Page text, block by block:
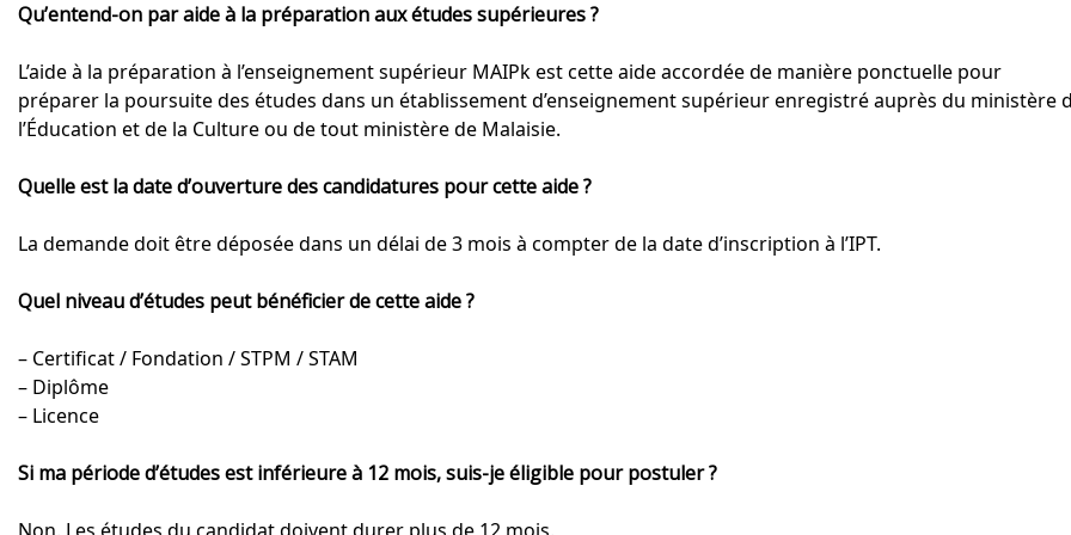
Qu’entend-on par aide à la préparation aux études supérieures ?
L’aide à la préparation à l’enseignement supérieur MAIPk est cette aide accordée de manière ponctuelle pour
préparer la poursuite des études dans un établissement d’enseignement supérieur enregistré auprès du ministère
l’Éducation et de la Culture ou de tout ministère de Malaisie.
Quelle est la date d’ouverture des candidatures pour cette aide ?
La demande doit être déposée dans un délai de 3 mois à compter de la date d’inscription à l’IPT.
Quel niveau d’études peut bénéficier de cette aide ?
– Certificat / Fondation / STPM / STAM
– Diplôme
– Licence
Si ma période d’études est inférieure à 12 mois, suis-je éligible pour postuler ?